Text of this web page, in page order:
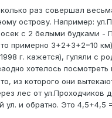
раз совершал
острову. Например:
с 2 белыми будками -
примерно 3+2+3+2=10
г. кажется), гуляли с
хотелось посмотреть
из которого они
лес от ул.Проходчиков
ул. и обратно. Это 4,5+4,5